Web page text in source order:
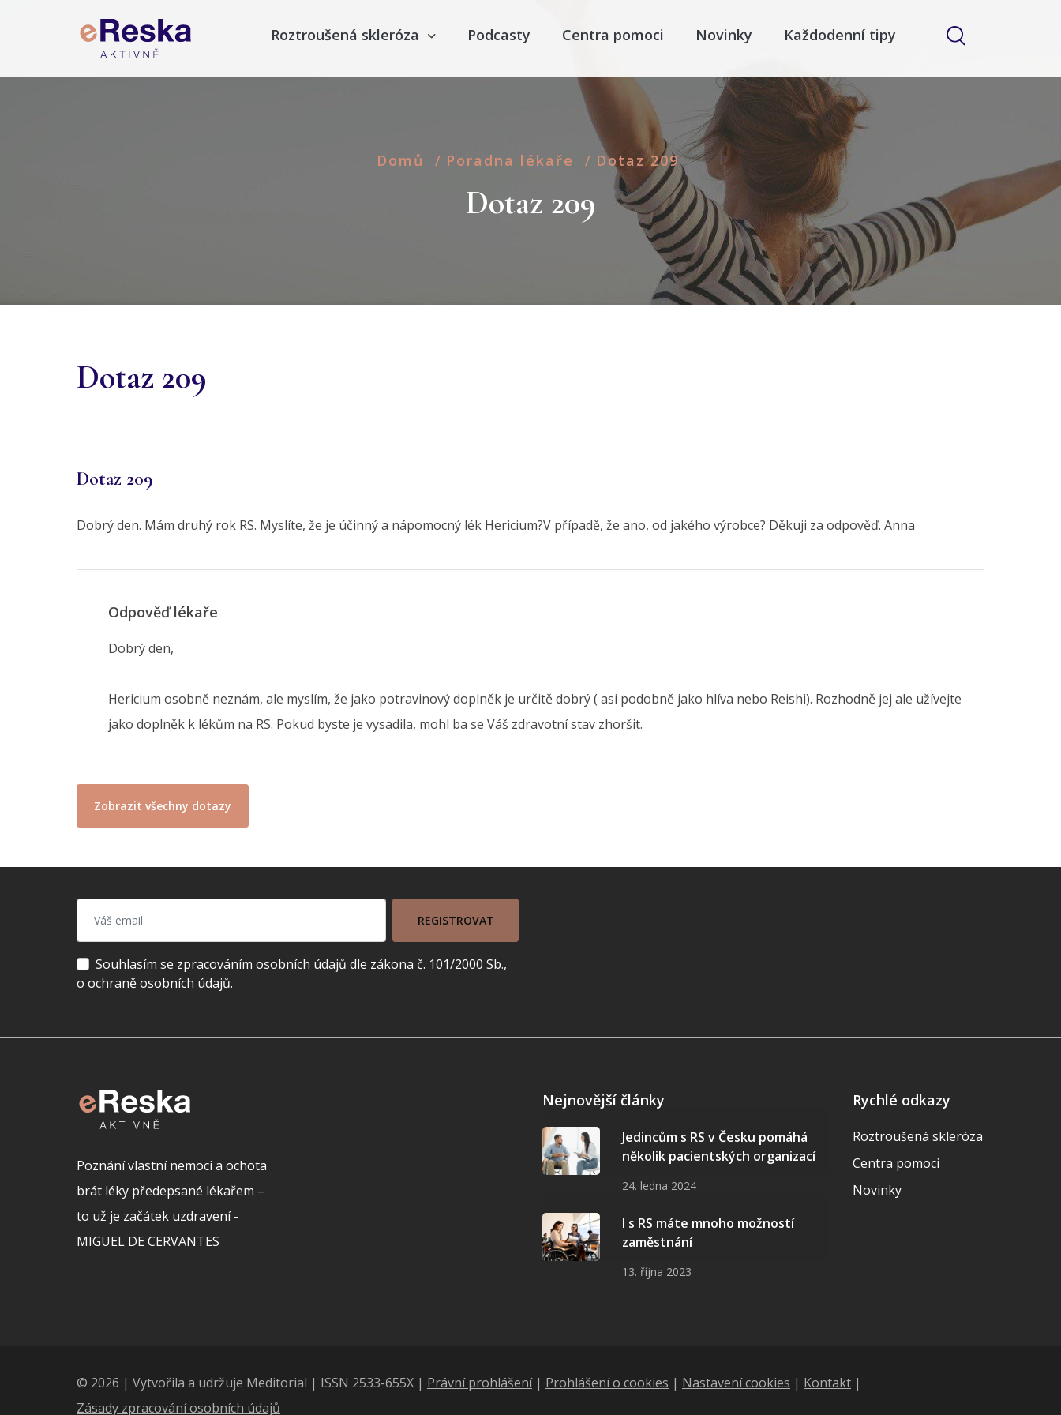
Roztroušená skleróza Podcasty Centra pomoci Novinky Každodenní tipy
Domů / Poradna lékaře / Dotaz 209
Dotaz 209
Dotaz 209
Dotaz 209
Dobrý den. Mám druhý rok RS. Myslíte, že je účinný a nápomocný lék Hericium?V případě, že ano, od jakého výrobce? Děkuji za odpověď. Anna
Odpověď lékaře
Dobrý den,
Hericium osobně neznám, ale myslím, že jako potravinový doplněk je určitě dobrý ( asi podobně jako hlíva nebo Reishi). Rozhodně jej ale užívejte
jako doplněk k lékům na RS. Pokud byste je vysadila, mohl ba se Váš zdravotní stav zhoršit.
Zobrazit všechny dotazy
REGISTROVAT
Souhlasím se zpracováním osobních údajů dle zákona č. 101/2000 Sb.,
o ochraně osobních údajů.
Poznání vlastní nemoci a ochota
brát léky předepsané lékařem –
to už je začátek uzdravení -
MIGUEL DE CERVANTES
Nejnovější články
Jedincům s RS v Česku pomáhá
několik pacientských organizací
24. ledna 2024
I s RS máte mnoho možností
zaměstnání
13. října 2023
Rychlé odkazy
Roztroušená skleróza
Centra pomoci
Novinky
© 2026 | Vytvořila a udržuje Meditorial | ISSN 2533-655X | Právní prohlášení| Prohlášení o cookies | Nastavení cookies | Kontakt |
Zásady zpracování osobních údajů